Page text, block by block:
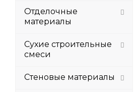
Отделочные
материалы
Сухие строительные
смеси
Стеновые материалы